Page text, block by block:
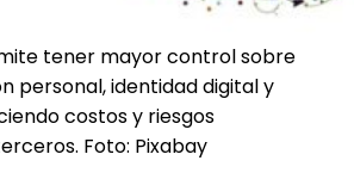
tener mayor control sobre
personal, identidad digital y
costos y riesgos
Foto: Pixabay